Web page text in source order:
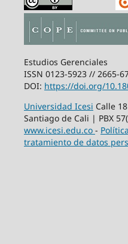
Estudios Gerenciales
ISSN 0123-5923 // 2665-
DOI: https://doi.org/
Universidad Icesi Calle
Santiago de Cali | PBX
www.icesi.edu.co -
tratamiento de datos